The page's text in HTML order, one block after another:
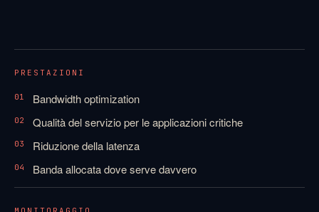
PRESTAZIONI
01 Bandwidth optimization
02 Qualità del servizio per le applicazioni critiche
03 Riduzione della latenza
04 Banda allocata dove serve davvero